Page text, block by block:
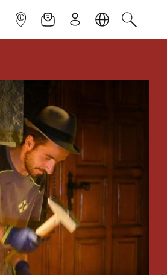
INFOPOINTNEWSLETTER
ISCRIVITILINGUACERCA